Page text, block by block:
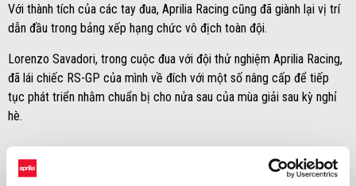
Với thành tích của các tay đua, Aprilia Racing cũng đã giành lại vị trí
dẫn đầu trong bảng xếp hạng chức vô địch toàn đội.
Lorenzo Savadori, trong cuộc đua với đội thử nghiệm Aprilia Racing,
đã lái chiếc RS-GP của mình về đích với một số nâng cấp để tiếp
tục phát triển nhằm chuẩn bị cho nửa sau của mùa giải sau kỳ nghỉ
hè.